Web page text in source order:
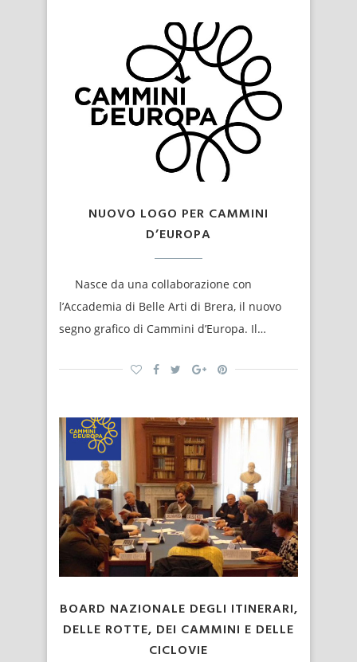
NUOVO LOGO PER CAMMINI
D’EUROPA
Nasce da una collaborazione con
l’Accademia di Belle Arti di Brera, il nuovo
segno grafico di Cammini d’Europa. Il…
BOARD NAZIONALE DEGLI ITINERARI,
DELLE ROTTE, DEI CAMMINI E DELLE
CICLOVIE